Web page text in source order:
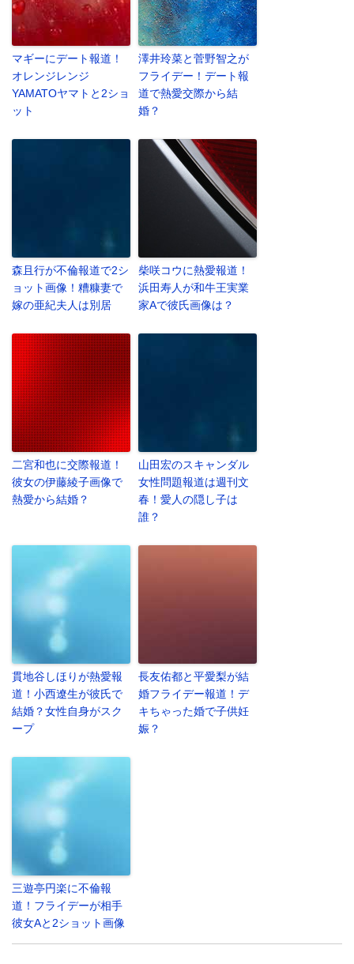
マギーにデート報道！
オレンジレンジ
YAMATOヤマトと2ショ
ット
澤井玲菜と菅野智之が
フライデー！デート報
道で熱愛交際から結
婚？
森且行が不倫報道で2シ
ョット画像！糟糠妻で
嫁の亜紀夫人は別居
柴咲コウに熱愛報道！
浜田寿人が和牛王実業
家Aで彼氏画像は？
二宮和也に交際報道！
彼女の伊藤綾子画像で
熱愛から結婚？
山田宏のスキャンダル
女性問題報道は週刊文
春！愛人の隠し子は
誰？
貫地谷しほりが熱愛報
道！小西遼生が彼氏で
結婚？女性自身がスク
ープ
長友佑都と平愛梨が結
婚フライデー報道！デ
キちゃった婚で子供妊
娠？
三遊亭円楽に不倫報
道！フライデーが相手
彼女Aと2ショット画像